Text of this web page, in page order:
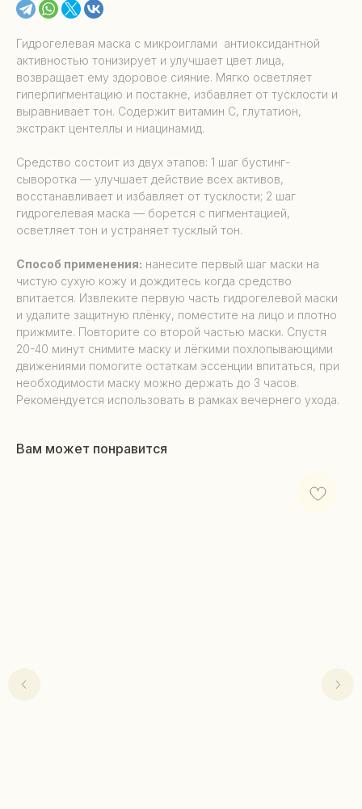
Гидрогелевая маска с микроиглами антиоксидантной
активностью тонизирует и улучшает цвет лица,
возвращает ему здоровое сияние. Мягко осветляет
гиперпигментацию и постакне, избавляет от тусклости и
выравнивает тон. Содержит витамин С, глутатион,
экстракт центеллы и ниацинамид.
Средство состоит из двух этапов: 1 шаг бустинг-
сыворотка — улучшает действие всех активов,
восстанавливает и избавляет от тусклости; 2 шаг
гидрогелевая маска — борется с пигментацией,
осветляет тон и устраняет тусклый тон.
Способ применения: нанесите первый шаг маски на
чистую сухую кожу и дождитесь когда средство
впитается. Извлеките первую часть гидрогелевой маски
и удалите защитную плёнку, поместите на лицо и плотно
прижмите. Повторите со второй частью маски. Спустя
20-40 минут снимите маску и лёгкими похлопывающими
движениями помогите остаткам эссенции впитаться, при
необходимости маску можно держать до 3 часов.
Рекомендуется использовать в рамках вечернего ухода.
Вам может понравится